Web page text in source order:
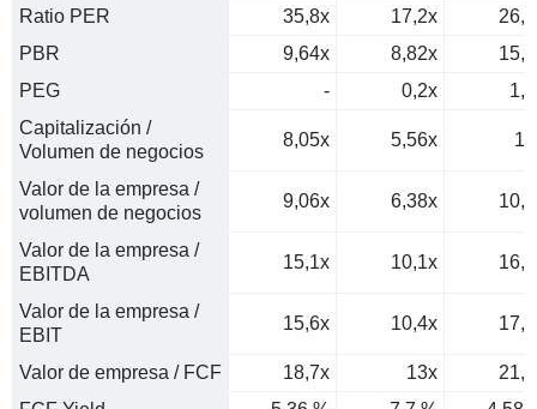
Ratio PER 35,8x 17,2x
PBR
9,64x 8,82x
PEG
- 0,2x
Capitalización /
Volumen de negocios
8,05x 5,56x
Valor de la empresa /
volumen de negocios
9,06x 6,38x
Valor de la empresa /
EBITDA
15,1x 10,1x
Valor de la empresa /
EBIT
15,6x 10,4x
Valor de empresa / FCF 18,7x 13x